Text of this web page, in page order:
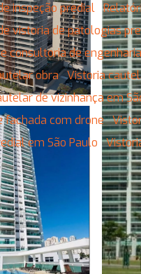
inspeção predial
vistoria de patologias
consultoria de
obra
Vistoria
de vizinhança em
fachada com drone
em São Paulo